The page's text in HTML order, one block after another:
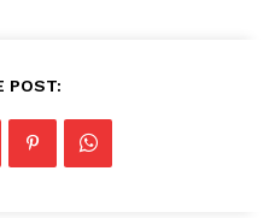
POST: